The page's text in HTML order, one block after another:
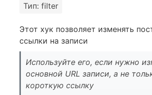
Тип: filter
Этот хук позволяет изменять
ссылки на записи
Используйте его, если нужно
основной URL записи, а не
короткую ссылку